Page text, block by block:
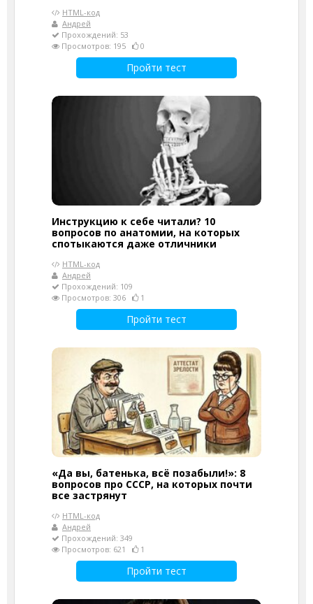
HTML-код
Андрей
Прохождений: 53
Просмотров: 195
0
Пройти тест
Инструкцию к себе читали? 10
вопросов по анатомии, на которых
спотыкаются даже отличники
HTML-код
Андрей
Прохождений: 109
Просмотров: 306
1
Пройти тест
«Да вы, батенька, всё позабыли!»: 8
вопросов про СССР, на которых почти
все застрянут
HTML-код
Андрей
Прохождений: 349
Просмотров: 621
1
Пройти тест